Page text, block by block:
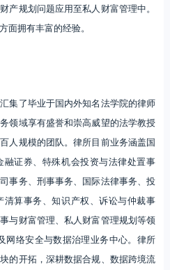
产规划问题应用至私人财富管理中。
面拥有丰富的经验。
集了毕业于国内外知名法学院的律师
领域享有盛誉和崇高威望的法学教授
人规模的团队。律所目前业务涵盖国
证券、特殊机会投资与法律处置事
事务、刑事事务、国际法律事务、投
算事务、知识产权、诉讼与仲裁事
与财富管理、私人财富管理规划等领
网络安全与数据治理业务中心。律所
的开拓，深耕数据合规、数据跨境流